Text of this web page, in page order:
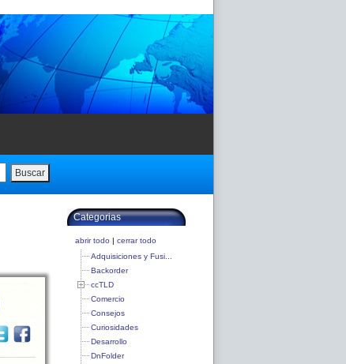
Buscar
Categorias
abrir todo | cerrar todo
Adquisiciones y Fusi...
Backorder
ccTLD
Comercio
Consejos
Curiosidades
Desarrollo
DnFolder